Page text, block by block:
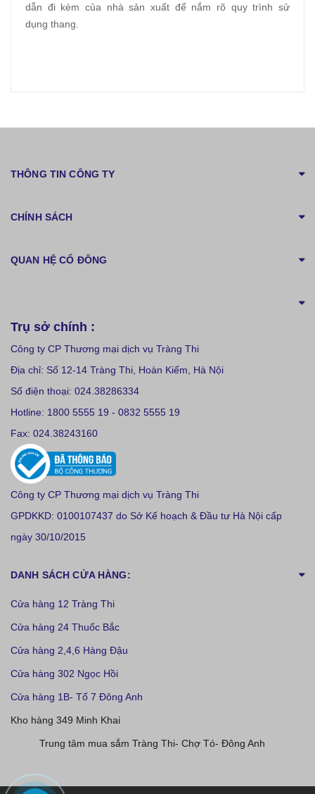
dẫn đi kèm của nhà sản xuất để nắm rõ quy trình sử
dụng thang.
THÔNG TIN CÔNG TY
CHÍNH SÁCH
QUAN HỆ CỔ ĐÔNG
Trụ sở chính :
Công ty CP Thương mại dịch vụ Tràng Thi
Địa chỉ: Số 12-14 Tràng Thi, Hoàn Kiếm, Hà Nội
Số điện thoại: 024.38286334
Hotline: 1800 5555 19 - 0832 5555 19
Fax: 024.38243160
Công ty CP Thương mại dịch vụ Tràng Thi
GPDKKD: 0100107437 do Sở Kế hoạch & Đầu tư Hà Nội cấp
ngày 30/10/2015
DANH SÁCH CỬA HÀNG:
Cửa hàng 12 Tràng Thi
Cửa hàng 24 Thuốc Bắc
Cửa hàng 2,4,6 Hàng Đậu
Cửa hàng 302 Ngọc Hồi
Cửa hàng 1B- Tổ 7 Đông Anh
Kho hàng 349 Minh Khai
Trung tâm mua sắm Tràng Thi- Chợ Tó- Đông Anh